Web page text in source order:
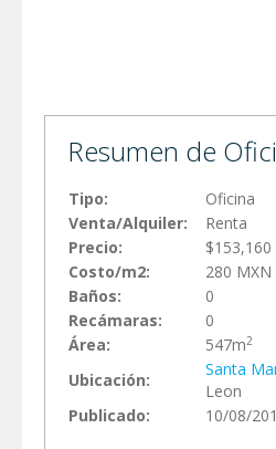
Resumen de
Tipo:
Oficina
Venta/Alquiler:
Renta
Precio:
$153,160
Costo/m2:
280 MXN
Baños:
0
Recámaras:
0
Área:
547m2
Ubicación:
Santa
Leon
Publicado:
10/08/